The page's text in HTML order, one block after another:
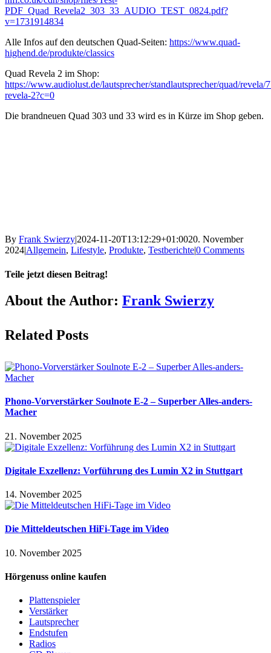
PDF_Quad_Revela2_303_33_AUDIO_TEST_0824.pdf?
v=1731914834
Alle Infos auf den deutschen Quad-Seiten: https://www.quad-
highend.de/produkte/classics
Quad Revela 2 im Shop:
https://www.audiolust.de/lautsprecher/standlautsprecher/quad/revela/
revela-2?c=0
Die brandneuen Quad 303 und 33 wird es in Kürze im Shop geben.
By Frank Swierzy|2024-11-20T13:12:29+01:0020. November
2024|Allgemein, Lifestyle, Produkte, Testberichte|0 Comments
Teile jetzt diesen Beitrag!
Facebook
X
Reddit
LinkedIn
Pinterest
Vk
About the Author: Frank Swierzy
Related Posts
Phono-Vorverstärker Soulnote E-2 – Superber Alles-anders-
Macher
21. November 2025
Digitale Exzellenz: Vorführung des Lumin X2 in Stuttgart
14. November 2025
Die Mitteldeutschen HiFi-Tage im Video
10. November 2025
Hörgenuss online kaufen
Plattenspieler
Verstärker
Lautsprecher
Endstufen
Radios